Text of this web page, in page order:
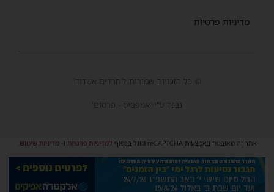
מדיניות פרטיות
© כל הזכויות שמורות ל'חרדים אשדוד'
נבנה ע"י 'אמפסיס - פרסום'
אתר זה מאובטח באמצעות reCAPTCHA וגוגל בכפוף למדיניות פרטיות ו-מדיניות שימוש.